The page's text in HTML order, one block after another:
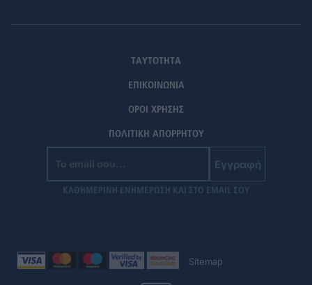
ΤΑΥΤΟΤΗΤΑ
ΕΠΙΚΟΙΝΩΝΙΑ
ΟΡΟΙ ΧΡΗΣΗΣ
ΠΟΛΙΤΙΚΗ ΑΠΟΡΡΗΤΟΥ
Εγγραφή
ΚΑΘΗΜΕΡΙΝΗ ΕΝΗΜΕΡΩΣΗ ΚΑΙ ΣΤΟ EMAIL ΣΟΥ
Sitemap